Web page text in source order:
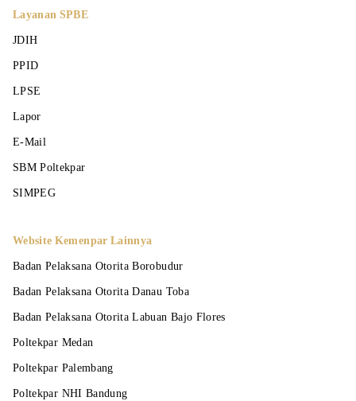
Layanan SPBE
JDIH
PPID
LPSE
Lapor
E-Mail
SBM Poltekpar
SIMPEG
Website Kemenpar Lainnya
Badan Pelaksana Otorita Borobudur
Badan Pelaksana Otorita Danau Toba
Badan Pelaksana Otorita Labuan Bajo Flores
Poltekpar Medan
Poltekpar Palembang
Poltekpar NHI Bandung